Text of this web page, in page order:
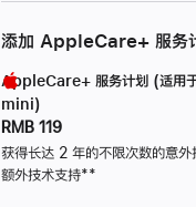
添加 AppleCare+ 服务
AppleCare+ 服务计划 (适用
mini)
RMB 119
获得长达 2 年的不限次数的意外
额外技术支持脚
**